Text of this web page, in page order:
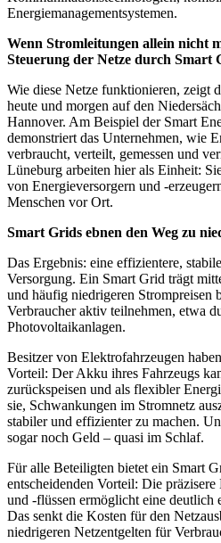
Energiemanagementsystemen.
Wenn Stromleitungen allein nicht
Steuerung der Netze durch Smart
Wie diese Netze funktionieren, zeigt
heute und morgen auf den
Hannover. Am Beispiel der Smart
demonstriert das Unternehmen, wie
verbraucht, verteilt, gemessen und
Lüneburg arbeiten hier als Einheit:
von Energieversorgern und -
Menschen vor Ort.
Smart Grids ebnen den Weg zu
Das Ergebnis: eine effizientere,
Versorgung. Ein Smart Grid trägt
und häufig niedrigeren Strompreisen
Verbraucher aktiv teilnehmen, etwa
Photovoltaikanlagen.
Besitzer von Elektrofahrzeugen
Vorteil: Der Akku ihres Fahrzeugs
zurückspeisen und als flexibler
sie, Schwankungen im Stromnetz
stabiler und effizienter zu machen.
sogar noch Geld – quasi im Schlaf.
Für alle Beteiligten bietet ein Smart
entscheidenden Vorteil: Die
und -flüssen ermöglicht eine deutlich
Das senkt die Kosten für den
niedrigeren Netzentgelten für